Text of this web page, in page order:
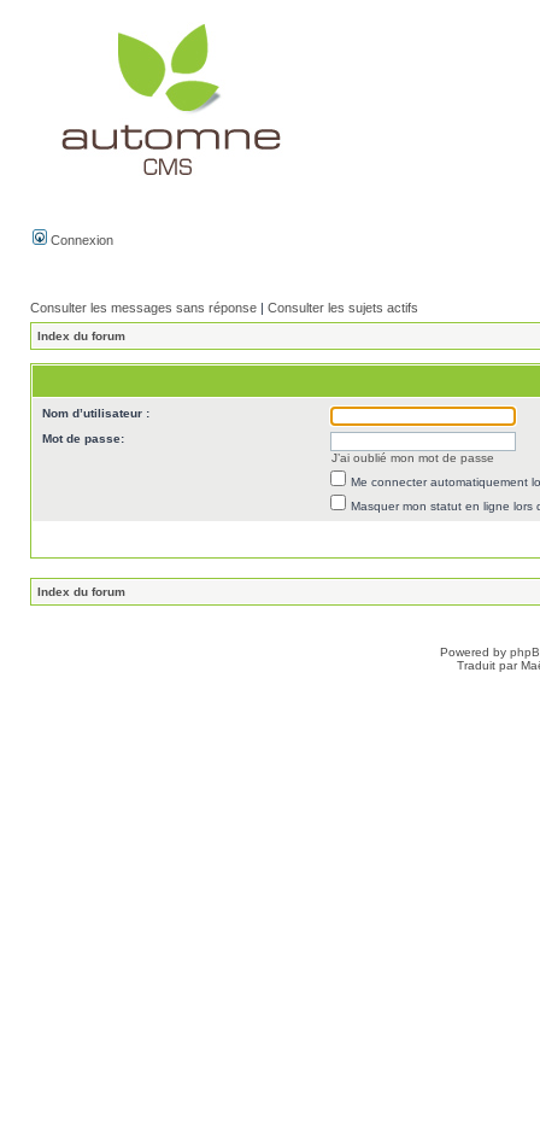
Connexion
Consulter les messages sans réponse | Consulter les sujets actifs
Index du forum
Nom d’utilisateur :
Mot de passe:
J’ai oublié mon mot de passe
Me connecter automatiquement
Masquer mon statut en ligne lors
Index du forum
Powered by
Traduit par